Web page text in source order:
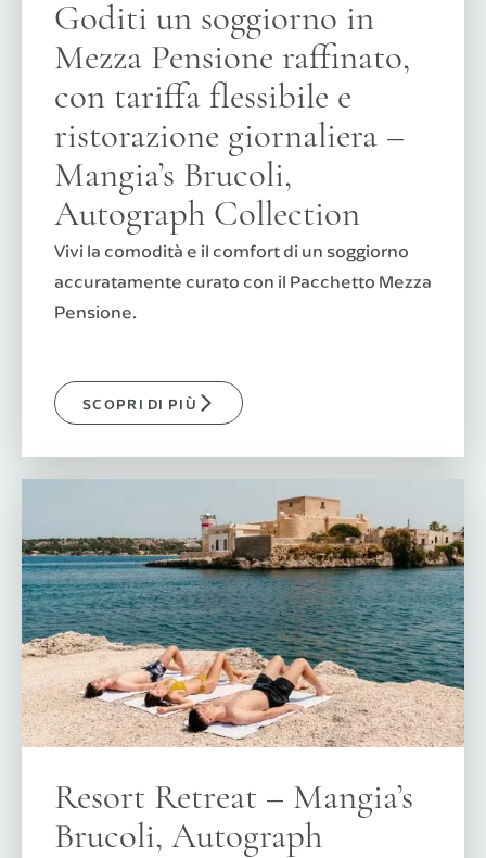
Goditi un soggiorno in
Mezza Pensione raffinato,
con tariffa flessibile e
ristorazione giornaliera –
Mangia’s Brucoli,
Autograph Collection
Vivi la comodità e il comfort di un soggiorno
accuratamente curato con il Pacchetto Mezza
Pensione.
SCOPRI DI PIÙ
Resort Retreat – Mangia’s
Brucoli, Autograph